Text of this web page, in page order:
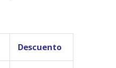
Descuento